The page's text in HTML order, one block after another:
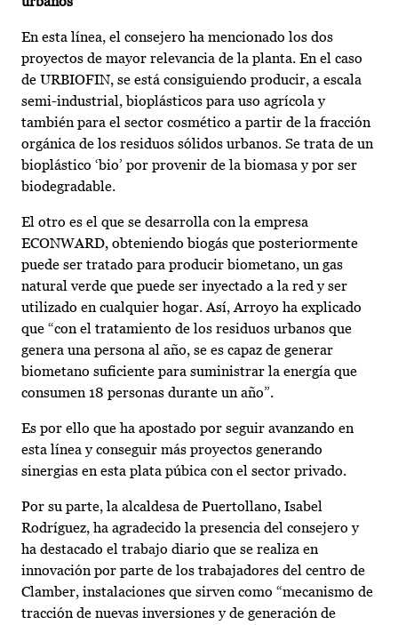
En esta línea, el consejero ha mencionado los dos
proyectos de mayor relevancia de la planta. En el caso
de URBIOFIN, se está consiguiendo producir, a escala
semi-industrial, bioplásticos para uso agrícola y
también para el sector cosmético a partir de la fracción
orgánica de los residuos sólidos urbanos. Se trata de un
bioplástico ‘bio’ por provenir de la biomasa y por ser
biodegradable.
El otro es el que se desarrolla con la empresa
ECONWARD, obteniendo biogás que posteriormente
puede ser tratado para producir biometano, un gas
natural verde que puede ser inyectado a la red y ser
utilizado en cualquier hogar. Así, Arroyo ha explicado
que “con el tratamiento de los residuos urbanos que
genera una persona al año, se es capaz de generar
biometano suficiente para suministrar la energía que
consumen 18 personas durante un año”.
Es por ello que ha apostado por seguir avanzando en
esta línea y conseguir más proyectos generando
sinergias en esta plata púbica con el sector privado.
Por su parte, la alcaldesa de Puertollano, Isabel
Rodríguez, ha agradecido la presencia del consejero y
ha destacado el trabajo diario que se realiza en
innovación por parte de los trabajadores del centro de
Clamber, instalaciones que sirven como “mecanismo de
tracción de nuevas inversiones y de generación de